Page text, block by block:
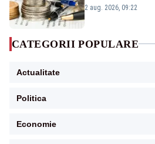
viitoare?
2 aug. 2026, 09:22
CATEGORII POPULARE
Actualitate
Politica
Economie